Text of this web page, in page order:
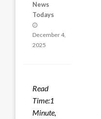
News
Todays
on
December 4,
2025
Read
Time:1
Minute,